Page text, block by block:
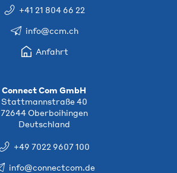
+41 21 804 66 22
info@ccm.ch
Anfahrt
Connect Com GmbH
Stattmannstraße 40
72644 Oberboihingen
Deutschland
+49 7022 9607 100
info@connectcom.de